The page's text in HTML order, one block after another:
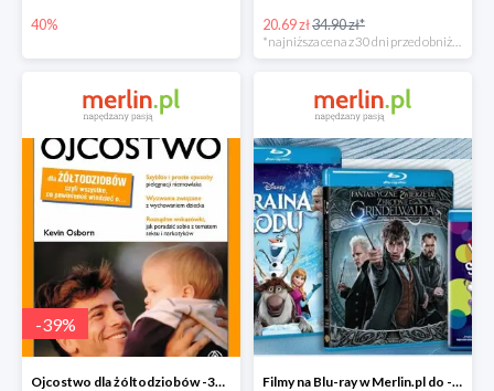
40% 20.69 zł34.90 zł*
*najniższa cena z 30 dni przed obniżką
-39%
Ojcostwo dla żóltodziobów -39% Filmy na Blu-ray w Merlin.pl do -63%